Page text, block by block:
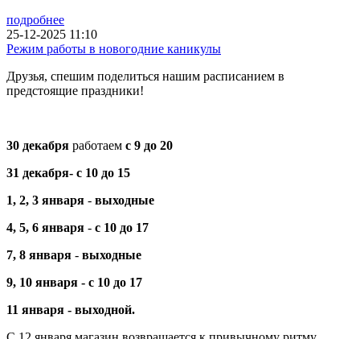
подробнее
25-12-2025 11:10
Режим работы в новогодние каникулы
Друзья, спешим поделиться нашим расписанием в
предстоящие праздники!
30 декабря работаем с 9 до 20
31 декабря- с 10 до 15
1, 2, 3 января - выходные
4, 5, 6 января - с 10 до 17
7, 8 января - выходные
9, 10 января - с 10 до 17
11 января - выходной.